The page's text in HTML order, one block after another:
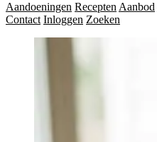
Aandoeningen Recepten Aanbod
Contact Inloggen Zoeken